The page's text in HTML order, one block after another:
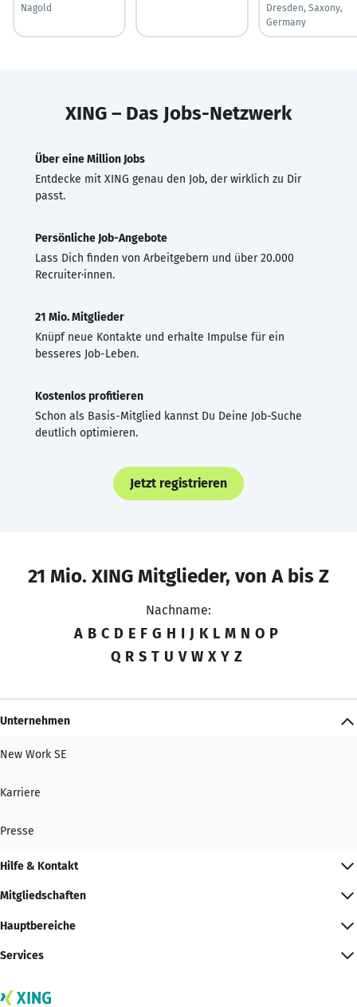
Nagold
Dresden, Saxony,
Germany
XING – Das Jobs-Netzwerk
Über eine Million Jobs
Entdecke mit XING genau den Job, der wirklich zu Dir
passt.
Persönliche Job-Angebote
Lass Dich finden von Arbeitgebern und über 20.000
Recruiter·innen.
21 Mio. Mitglieder
Knüpf neue Kontakte und erhalte Impulse für ein
besseres Job-Leben.
Kostenlos profitieren
Schon als Basis-Mitglied kannst Du Deine Job-Suche
deutlich optimieren.
Jetzt registrieren
21 Mio. XING Mitglieder, von A bis Z
Nachname:
A B C D E F G H I J K L M N O P
Q R S T U V W X Y Z
Unternehmen
New Work SE
Karriere
Presse
Hilfe & Kontakt
Mitgliedschaften
Hauptbereiche
Services